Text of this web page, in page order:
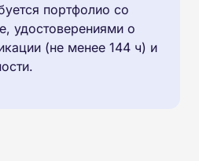
портфолио со
удостоверениями о
(не менее 144 ч) и